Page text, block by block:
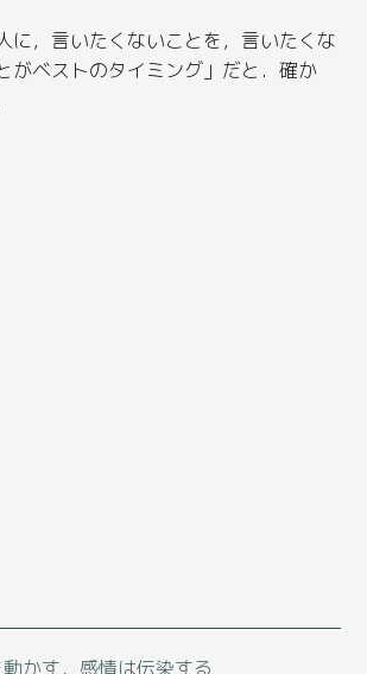
に，言いたくないことを，言いたくな
がベストのタイミング」だと．確か
かす，感情は伝染する